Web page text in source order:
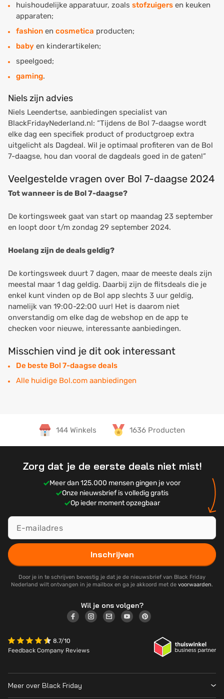
huishoudelijke apparatuur, zoals stofzuigers en keuken
apparaten;
fashion en cosmetica producten;
baby en kinderartikelen;
speelgoed;
gaming.
Niels zijn advies
Niels Leendertse, aanbiedingen specialist van
BlackFridayNederland.nl: “Tijdens de Bol 7-daagse wordt
elke dag een specifiek product of productgroep extra
uitgelicht als Dagdeal. Wil je optimaal profiteren van de Bol
7-daagse, hou dan vooral de dagdeals goed in de gaten!”
Veelgestelde vragen over Bol 7-daagse 2024
Tot wanneer is de Bol 7-daagse?
De kortingsweek gaat van start op maandag 23 september
en loopt door t/m zondag 29 september 2024.
Hoelang zijn de deals geldig?
De kortingsweek duurt 7 dagen, maar de meeste deals zijn
meestal maar 1 dag geldig. Daarbij zijn de flitsdeals die je
enkel kunt vinden op de Bol app slechts 3 uur geldig,
namelijk van 19:00-22:00 uur! Het is daarom niet
onverstandig om elke dag de webshop en de app te
checken voor nieuwe, interessante aanbiedingen.
Misschien vind je dit ook interessant
De beste Bol 7-daagse deals
Alle huidige Bol.com aanbiedingen
144 Winkels 1636 Producten
Zorg dat je de eerste deals niet mist!
Meer dan 125.000 mensen gingen je voor
Onze nieuwsbrief is volledig gratis
Op ieder moment opzegbaar
Inschrijven
Door je in te schrijven bevestig je dat je de nieuwsbrief van Black Friday
Nederland wilt ontvangen in je mailbox en ga je akkoord met de voorwaarden.
Wil je ons volgen?
8.7/10
Feedback Company Reviews
Meer over Black Friday